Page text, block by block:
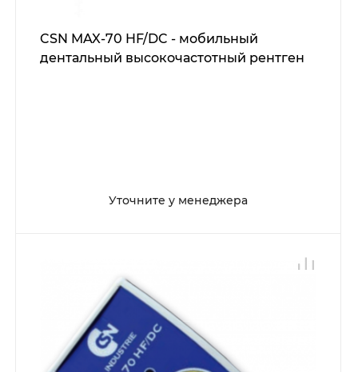
CSN MAX-70 HF/DC - мобильный
дентальный высокочастотный рентген
Уточните у менеджера